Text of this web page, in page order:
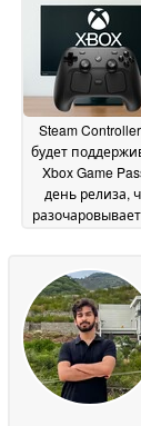
Steam
будет
Xbox Game
день релиза,